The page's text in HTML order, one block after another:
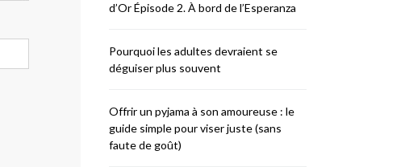
d’Or Épisode 2. À bord de l’Esperanza
Pourquoi les adultes devraient se
déguiser plus souvent
Offrir un pyjama à son amoureuse : le
guide simple pour viser juste (sans
faute de goût)